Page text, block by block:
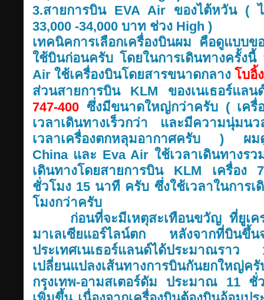
3.สายการบิน EVA Air ของไต้หวัน (
33,000 -34,000 บาท ช่วง High )
เทคนิคการเลือกเครื่องบินผม คือดูแบบข
ใช้บินก่อนครับ โดยในการเดินทางครั้ง
Air ใช้เครื่องบินโดยสารขนาดกลาง โบอิ้
ส่วนสายการบิน KLM ของเนเธอร์แล
747-400 ซึ่งมีขนาดใหญ่กว่าครับ ( เครื่
เวลาเดินทางเร็วกว่า และมีความนุ่มน
เวลาเครื่องตกหลุมอากาศครับ ) ผมดู
China และ Eva Air ใช้เวลาเดินทางร
เดินทางโดยสายการบิน KLM เครื่อง
ชั่วโมง 15 นาที ครับ ซึ่งใช้เวลาในการ
โมงกว่าครับ
ก่อนที่จะมีเหตุสะเทือนขวัญ ที่ยูเครน
มาเลเซียแอร์ไลน์ตก หลังจากที่บินขึ้
ประเทศเนเธอร์แลนด์ได้ประมาณร
เปลี่ยนแปลงเส้นทางการบินกันยกให
กรุงเทพ-อามสเตอร์ดัม ประมาณ 11 ชั่